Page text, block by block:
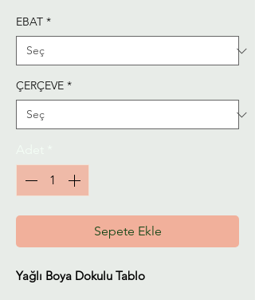
EBAT *
ÇERÇEVE *
Sepete Ekle
Yağlı Boya Dokulu Tablo